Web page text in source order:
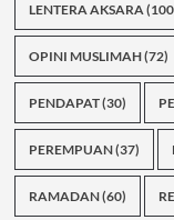
LENTERA AKSARA
OPINI MUSLIMAH(72)
PENDAPAT(30)
PEREMPUAN(37)
RAMADAN(60)